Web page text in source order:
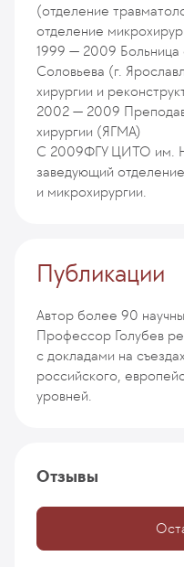
(отделение
отделение
1999 — 2009
Соловьева (г.
хирургии и
2002 — 2009
хирургии (ЯГМА)
С 2009ФГУ ЦИТО им.
заведующий
и микрохирургии.
Публикации
Автор более 90
Профессор Голубев
с докладами на
российского,
уровней.
Отзывы